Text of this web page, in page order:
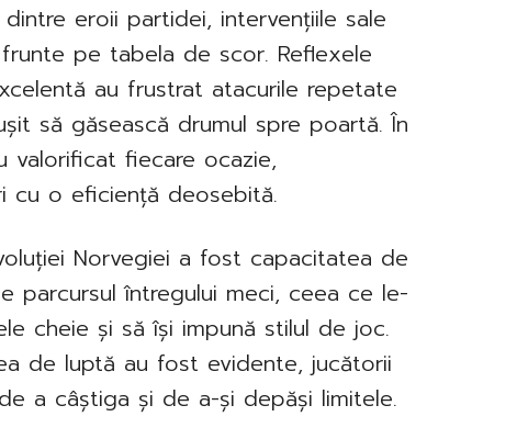
eroii partidei, intervențiile sale
pe tabela de scor. Reflexele
au frustrat atacurile repetate
să găsească drumul spre poartă. În
valorificat fiecare ocazie,
cu o eficiență deosebită.
Norvegiei a fost capacitatea de
parcursul întregului meci, ceea ce le-
cheie și să își impună stilul de joc.
de luptă au fost evidente, jucătorii
a câștiga și de a-și depăși limitele.